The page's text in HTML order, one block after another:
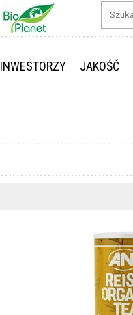
INWESTORZY JAKOŚĆ